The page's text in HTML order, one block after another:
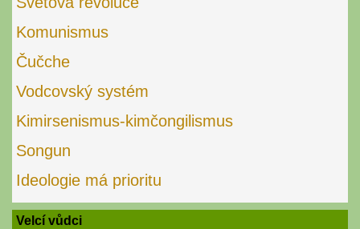
Komunismus
Čučche
Vodcovský systém
Kimirsenismus-kimčongilismus
Songun
Ideologie má prioritu
Velcí vůdci